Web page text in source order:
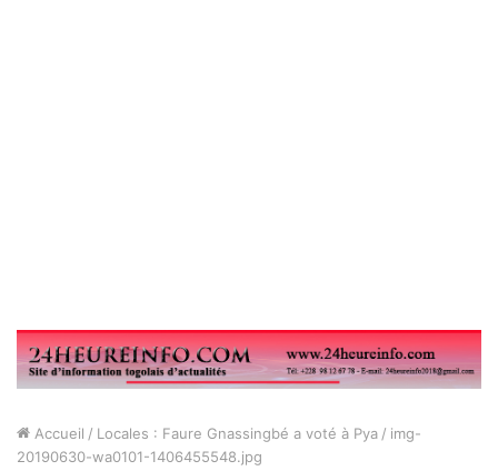
Accueil / Locales : Faure Gnassingbé a voté à Pya / img-
20190630-wa0101-1406455548.jpg